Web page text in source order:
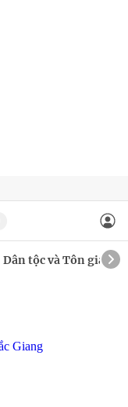
Dân tộc và Tôn giáo